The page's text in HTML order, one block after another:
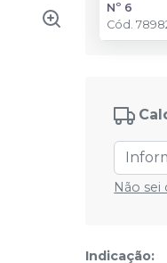
Nº 6
Cód.
Não sei
Indicação: